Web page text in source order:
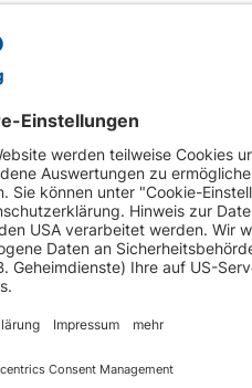
Webseitenbetreiber
LRP-Autorecycling Magdeburg
Am Zweigkanal 9
39126 Magdeburg
0391-5441930
info@lrp-autorecycling-